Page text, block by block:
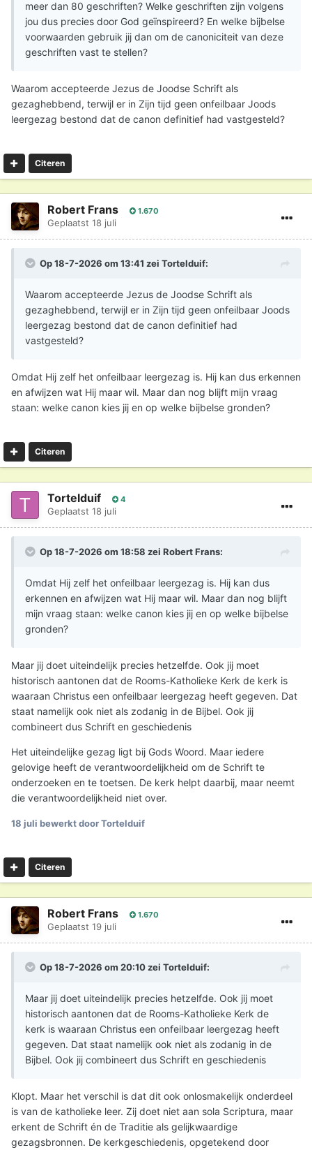
meer dan 80 geschriften? Welke geschriften zijn volgens
jou dus precies door God geïnspireerd? En welke bijbelse
voorwaarden gebruik jij dan om de canoniciteit van deze
geschriften vast te stellen?
Waarom accepteerde Jezus de Joodse Schrift als
gezaghebbend, terwijl er in Zijn tijd geen onfeilbaar Joods
leergezag bestond dat de canon definitief had vastgesteld?
Citeren
Robert Frans 1.670
Geplaatst 18 juli
Op 18-7-2026 om 13:41 zei Tortelduif:
Waarom accepteerde Jezus de Joodse Schrift als
gezaghebbend, terwijl er in Zijn tijd geen onfeilbaar Joods
leergezag bestond dat de canon definitief had
vastgesteld?
Omdat Hij zelf het onfeilbaar leergezag is. Hij kan dus erkennen
en afwijzen wat Hij maar wil. Maar dan nog blijft mijn vraag
staan: welke canon kies jij en op welke bijbelse gronden?
Citeren
Tortelduif 4
Geplaatst 18 juli
Op 18-7-2026 om 18:58 zei Robert Frans:
Omdat Hij zelf het onfeilbaar leergezag is. Hij kan dus
erkennen en afwijzen wat Hij maar wil. Maar dan nog blijft
mijn vraag staan: welke canon kies jij en op welke bijbelse
gronden?
Maar jij doet uiteindelijk precies hetzelfde. Ook jij moet
historisch aantonen dat de Rooms-Katholieke Kerk de kerk is
waaraan Christus een onfeilbaar leergezag heeft gegeven. Dat
staat namelijk ook niet als zodanig in de Bijbel. Ook jij
combineert dus Schrift en geschiedenis
Het uiteindelijke gezag ligt bij Gods Woord. Maar iedere
gelovige heeft de verantwoordelijkheid om de Schrift te
onderzoeken en te toetsen. De kerk helpt daarbij, maar neemt
die verantwoordelijkheid niet over.
18 juli bewerkt door Tortelduif
Citeren
Robert Frans 1.670
Geplaatst 19 juli
Op 18-7-2026 om 20:10 zei Tortelduif:
Maar jij doet uiteindelijk precies hetzelfde. Ook jij moet
historisch aantonen dat de Rooms-Katholieke Kerk de
kerk is waaraan Christus een onfeilbaar leergezag heeft
gegeven. Dat staat namelijk ook niet als zodanig in de
Bijbel. Ook jij combineert dus Schrift en geschiedenis
Klopt. Maar het verschil is dat dit ook onlosmakelijk onderdeel
is van de katholieke leer. Zij doet niet aan sola Scriptura, maar
erkent de Schrift én de Traditie als gelijkwaardige
gezagsbronnen. De kerkgeschiedenis, opgetekend door